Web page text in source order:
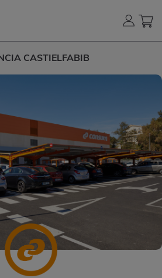
CASTIELFABIB